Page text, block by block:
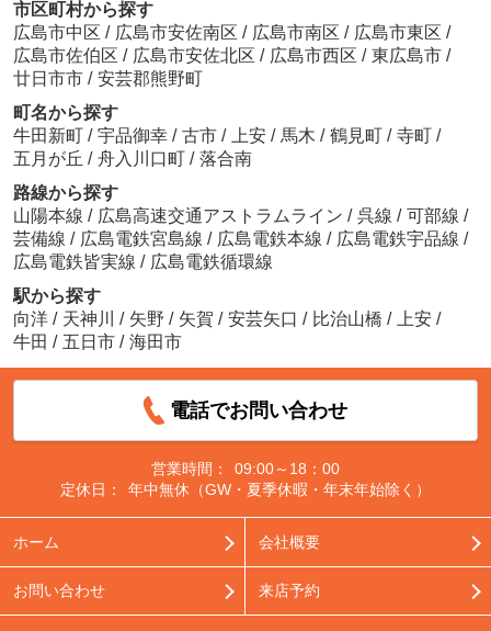
市区町村から探す
広島市中区 / 広島市安佐南区 / 広島市南区 / 広島市東区 /
広島市佐伯区 / 広島市安佐北区 / 広島市西区 / 東広島市 /
廿日市市 / 安芸郡熊野町
町名から探す
牛田新町 / 宇品御幸 / 古市 / 上安 / 馬木 / 鶴見町 / 寺町 /
五月が丘 / 舟入川口町 / 落合南
路線から探す
山陽本線 / 広島高速交通アストラムライン / 呉線 / 可部線 /
芸備線 / 広島電鉄宮島線 / 広島電鉄本線 / 広島電鉄宇品線 /
広島電鉄皆実線 / 広島電鉄循環線
駅から探す
向洋 / 天神川 / 矢野 / 矢賀 / 安芸矢口 / 比治山橋 / 上安 /
牛田 / 五日市 / 海田市
電話でお問い合わせ
営業時間：
09:00～18：00
定休日：
年中無休（GW・夏季休暇・年末年始除く）
ホーム 会社概要
お問い合わせ 来店予約